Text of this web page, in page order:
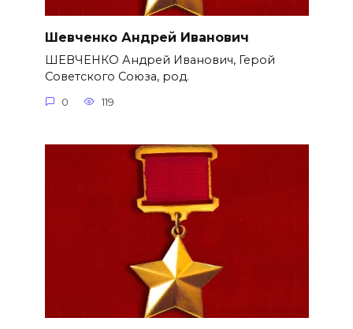
Шевченко Андрей Иванович
ШЕВЧЕНКО Андрей Иванович, Герой
Советского Союза, род.
0 119